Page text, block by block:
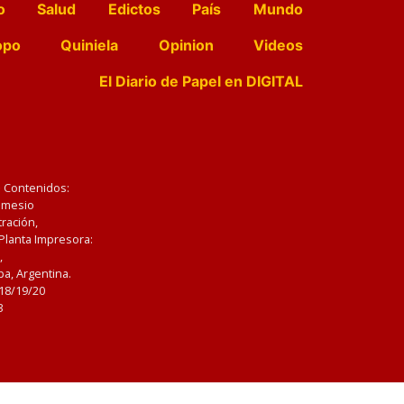
Salud Edictos País
Mundo
Quiniela Opinion
Videos
El Diario de Papel en DIGITAL
Impresora:
Argentina.
19/20